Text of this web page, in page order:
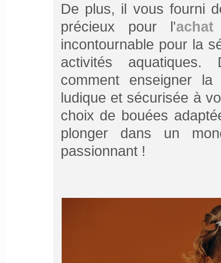
De plus, il vous fourni
précieux pour l'
incontournable pour la
activités
comment enseigner
ludique et sécurisée à
choix de bouées
plonger dans un
passionnant !